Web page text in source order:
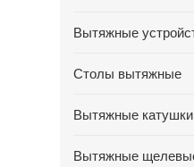
Вытяжные
Столы вытяжные
Вытяжные катушки
Вытяжные